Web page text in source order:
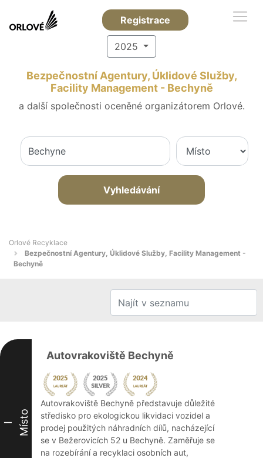
Registrace
2025
Bezpečnostní Agentury, Úklidové Služby,
Facility Management - Bechyně
a další společnosti oceněné organizátorem Orlové.
Vyhledávání
Orlové Recyklace
Bezpečnostní Agentury, Úklidové Služby, Facility Management -
Bechyně
I Místo
Autovrakoviště Bechyně
Autovrakoviště Bechyně představuje důležité
středisko pro ekologickou likvidaci vozidel a
prodej použitých náhradních dílů, nacházející
se v Bežerovicích 52 u Bechyně. Zaměřuje se
na rozebírání a recyklaci osobních aut,